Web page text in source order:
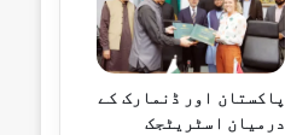
پاکستان اور ڈنمارک کے
درمیان اسٹریٹجک